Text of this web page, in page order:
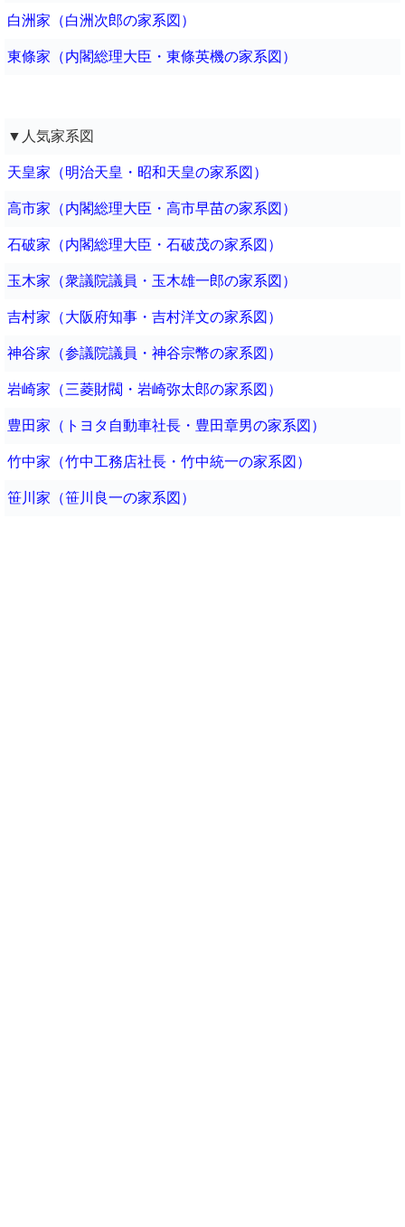
白洲家（白洲次郎の家系図）
東條家（内閣総理大臣・東條英機の家系図）
▼人気家系図
天皇家（明治天皇・昭和天皇の家系図）
高市家（内閣総理大臣・高市早苗の家系図）
石破家（内閣総理大臣・石破茂の家系図）
玉木家（衆議院議員・玉木雄一郎の家系図）
吉村家（大阪府知事・吉村洋文の家系図）
神谷家（参議院議員・神谷宗幣の家系図）
岩崎家（三菱財閥・岩崎弥太郎の家系図）
豊田家（トヨタ自動車社長・豊田章男の家系図）
竹中家（竹中工務店社長・竹中統一の家系図）
笹川家（笹川良一の家系図）